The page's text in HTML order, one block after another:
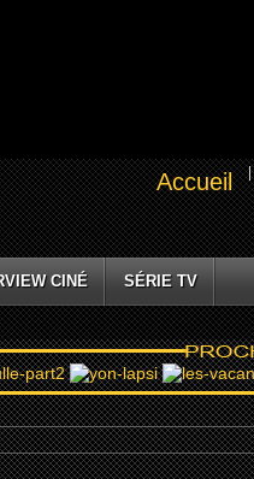
Accueil
CINÉ SÉRIE TV